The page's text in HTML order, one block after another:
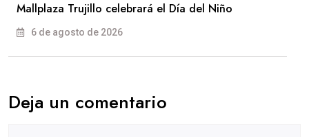
Mallplaza Trujillo celebrará el Día del Niño
6 de agosto de 2026
Deja un comentario